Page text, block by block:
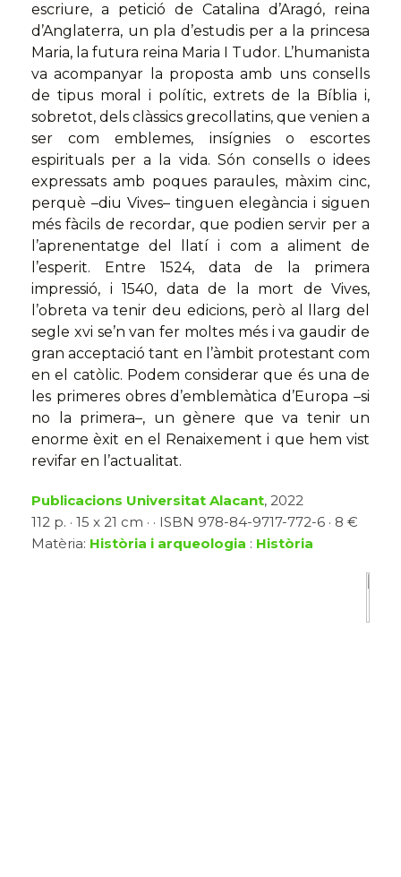
escriure, a petició de Catalina d’Aragó, reina
d’Anglaterra, un pla d’estudis per a la princesa
Maria, la futura reina Maria I Tudor. L’humanista
va acompanyar la proposta amb uns consells
de tipus moral i polític, extrets de la Bíblia i,
sobretot, dels clàssics grecollatins, que venien a
ser com emblemes, insígnies o escortes
espirituals per a la vida. Són consells o idees
expressats amb poques paraules, màxim cinc,
perquè –diu Vives– tinguen elegància i siguen
més fàcils de recordar, que podien servir per a
l’aprenentatge del llatí i com a aliment de
l’esperit. Entre 1524, data de la primera
impressió, i 1540, data de la mort de Vives,
l’obreta va tenir deu edicions, però al llarg del
segle xvi se’n van fer moltes més i va gaudir de
gran acceptació tant en l’àmbit protestant com
en el catòlic. Podem considerar que és una de
les primeres obres d’emblemàtica d’Europa –si
no la primera–, un gènere que va tenir un
enorme èxit en el Renaixement i que hem vist
revifar en l’actualitat.
Publicacions Universitat Alacant, 2022
112 p. · 15 x 21 cm · · ISBN 978-84-9717-772-6 · 8 €
Matèria: Història i arqueologia : Història